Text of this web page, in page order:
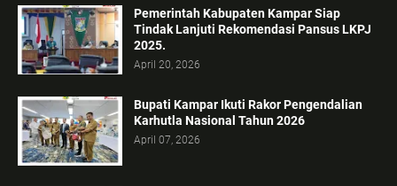
Pemerintah Kabupaten Kampar Siap
Tindak Lanjuti Rekomendasi Pansus LKPJ
2025.
April 20, 2026
Bupati Kampar Ikuti Rakor Pengendalian
Karhutla Nasional Tahun 2026
April 07, 2026